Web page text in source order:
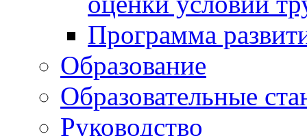
Программа
Образование
Образовательные
Руководство